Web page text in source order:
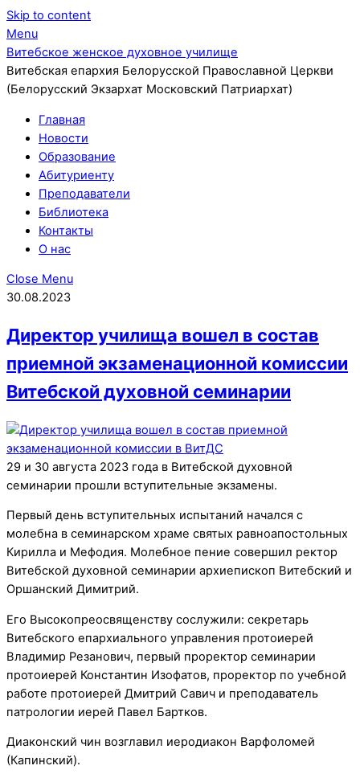
Skip to content
Menu
Витебское женское духовное училище
Витебская епархия Белорусской Православной Церкви
(Белорусский Экзархат Московский Патриархат)
Главная
Новости
Образование
Абитуриенту
Преподаватели
Библиотека
Контакты
О нас
Close Menu
30.08.2023
Директор училища вошел в состав
приемной экзаменационной комиссии
Витебской духовной семинарии
29 и 30 августа 2023 года в Витебской духовной
семинарии прошли вступительные экзамены.
Первый день вступительных испытаний начался с
молебна в семинарском храме святых равноапостольных
Кирилла и Мефодия. Молебное пение совершил ректор
Витебской духовной семинарии архиепископ Витебский и
Оршанский Димитрий.
Его Высокопреосвященству сослужили: секретарь
Витебского епархиального управления протоиерей
Владимир Резанович, первый проректор семинарии
протоиерей Константин Изофатов, проректор по учебной
работе протоиерей Дмитрий Савич и преподаватель
патрологии иерей Павел Бартков.
Диаконский чин возглавил иеродиакон Варфоломей
(Капинский).